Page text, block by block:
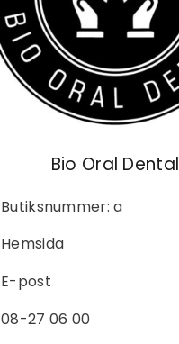
Sök
efter:
Bio Oral Dental
Butiksnummer: a
Hemsida
E-post
08-27 06 00